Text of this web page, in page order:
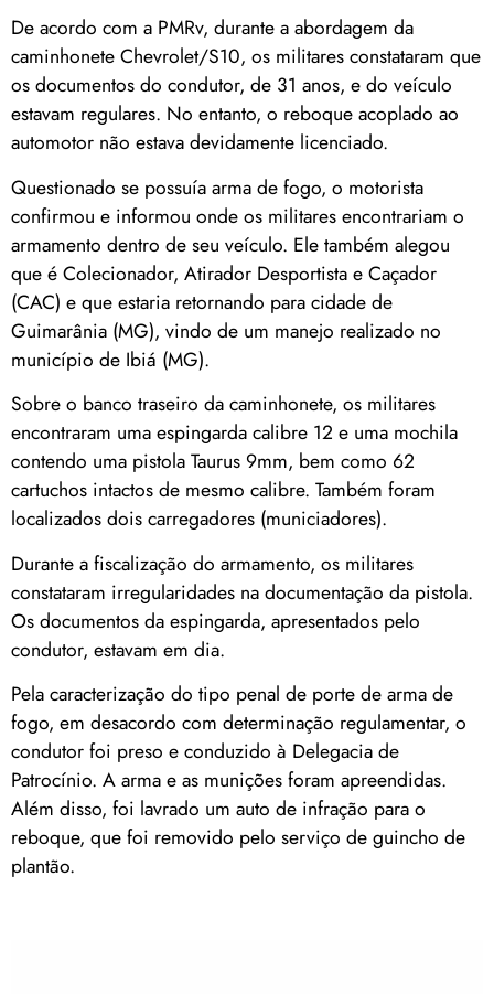
De acordo com a PMRv, durante a abordagem da
caminhonete Chevrolet/S10, os militares constataram que
os documentos do condutor, de 31 anos, e do veículo
estavam regulares. No entanto, o reboque acoplado ao
automotor não estava devidamente licenciado.
Questionado se possuía arma de fogo, o motorista
confirmou e informou onde os militares encontrariam o
armamento dentro de seu veículo. Ele também alegou
que é Colecionador, Atirador Desportista e Caçador
(CAC) e que estaria retornando para cidade de
Guimarânia (MG), vindo de um manejo realizado no
município de Ibiá (MG).
Sobre o banco traseiro da caminhonete, os militares
encontraram uma espingarda calibre 12 e uma mochila
contendo uma pistola Taurus 9mm, bem como 62
cartuchos intactos de mesmo calibre. Também foram
localizados dois carregadores (municiadores).
Durante a fiscalização do armamento, os militares
constataram irregularidades na documentação da pistola.
Os documentos da espingarda, apresentados pelo
condutor, estavam em dia.
Pela caracterização do tipo penal de porte de arma de
fogo, em desacordo com determinação regulamentar, o
condutor foi preso e conduzido à Delegacia de
Patrocínio. A arma e as munições foram apreendidas.
Além disso, foi lavrado um auto de infração para o
reboque, que foi removido pelo serviço de guincho de
plantão.